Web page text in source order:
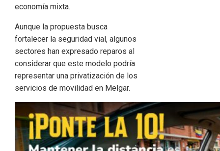
economía mixta.
Aunque la propuesta busca
fortalecer la seguridad vial, algunos
sectores han expresado reparos al
considerar que este modelo podría
representar una privatización de los
servicios de movilidad en Melgar.